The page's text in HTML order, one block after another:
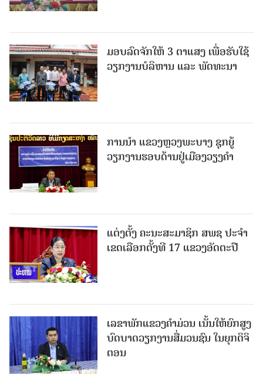
ມອບລົດຈັກໃຫ້ 3 ຕາແສງ ເພື່ອຮັບໃຊ້
ວຽກງານບໍລິຫານ ແລະ ພັດທະນາ
ການນຳ ແຂວງຫຼວງພະບາງ ຊຸກຍູ້
ວຽກງານຮອບດ້ານຢູ່ເມືອງວຽງຄໍາ
ແຕ່ງຕັ້ງ ຄະນະສະມາຊິກ ສພຊ ປະຈຳ
ເຂດເລືອກຕັ້ງທີ 17 ແຂວງອັດຕະປື
ເລຂາພັກແຂວງຄໍາມ່ວນ ເນັ້ນໃຫ້ຍົກສູງ
ບົດບາດວຽກງານສື່ມວນຊົນ ໃນຍຸກດິຈິ
ຕອນ